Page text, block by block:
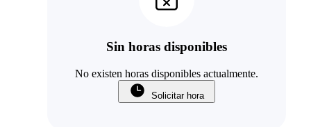
Sin horas disponibles
No existen horas disponibles actualmente.
Solicitar hora